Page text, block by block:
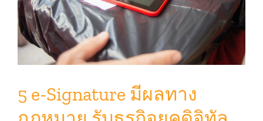
5 e-Signature มีผลทาง